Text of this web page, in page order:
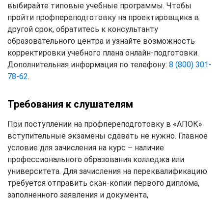
выбирайте типовые учебные программы. Чтобы
пройти профпереподготовку на проектировщика в
другой срок, обратитесь к консультанту
образовательного центра и узнайте возможность
корректировки учебного плана онлайн-подготовки.
Дополнительная информация по телефону: 8 (800) 301-
78-62.
Требования к слушателям
При поступлении на профпереподготовку в «АПОК»
вступительные экзамены сдавать не нужно. Главное
условие для зачисления на курс – наличие
профессионального образования колледжа или
университета. Для зачисления на переквалификацию
требуется отправить скан-копии первого диплома,
заполненного заявления и документа,